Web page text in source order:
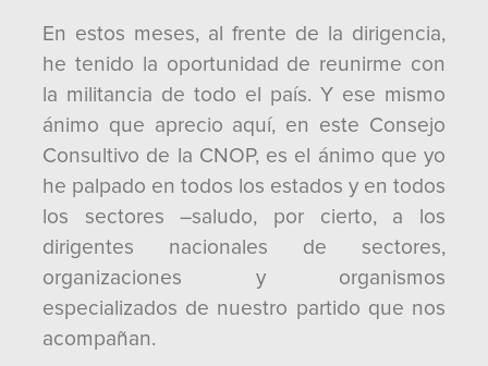
En estos meses, al frente de la dirigencia,
he tenido la oportunidad de reunirme con
la militancia de todo el país. Y ese mismo
ánimo que aprecio aquí, en este Consejo
Consultivo de la CNOP, es el ánimo que yo
he palpado en todos los estados y en todos
los sectores –saludo, por cierto, a los
dirigentes nacionales de sectores,
organizaciones y organismos
especializados de nuestro partido que nos
acompañan.